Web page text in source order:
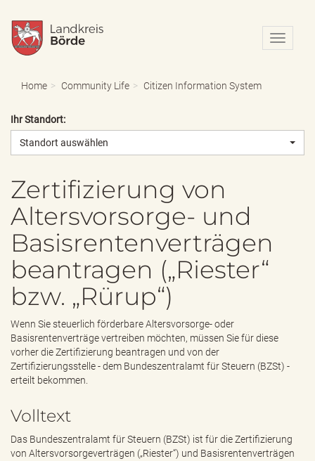
N
a
o
n
e
Home Community Life Citizen Information System
Ihr Standort:
Standort auswählen
Zertifizierung von
Altersvorsorge- und
Basisrentenverträgen
beantragen („Riester“
bzw. „Rürup“)
Wenn Sie steuerlich förderbare Altersvorsorge- oder
Basisrentenverträge vertreiben möchten, müssen Sie für diese
vorher die Zertifizierung beantragen und von der
Zertifizierungsstelle - dem Bundeszentralamt für Steuern (BZSt) -
erteilt bekommen.
Volltext
Das Bundeszentralamt für Steuern (BZSt) ist für die Zertifizierung
von Altersvorsorgeverträgen („Riester“) und Basisrentenverträgen